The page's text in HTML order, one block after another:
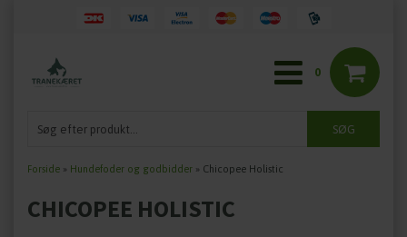
0
Forside » Hundefoder og godbidder » Chicopee Holistic
CHICOPEE HOLISTIC